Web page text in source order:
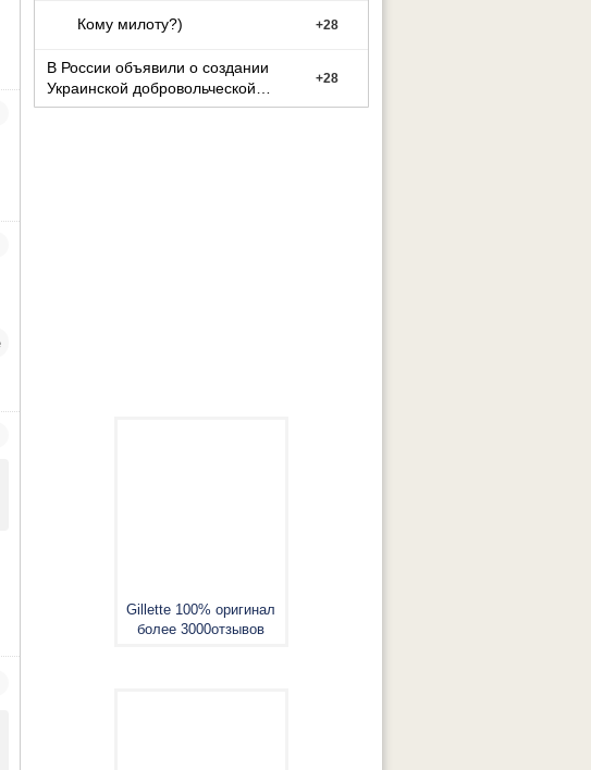
Кому милоту?) +28
В России объявили о создании
Украинской добровольческой
бригады
+28
Gillette 100% оригинал
более 3000отзывов